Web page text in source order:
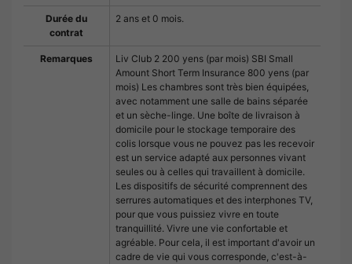
Durée du
contrat
2 ans et 0 mois.
Remarques
Liv Club 2 200 yens (par mois) SBI Small
Amount Short Term Insurance 800 yens (par
mois) Les chambres sont très bien équipées,
avec notamment une salle de bains séparée
et un sèche-linge. Une boîte de livraison à
domicile pour le stockage temporaire des
colis lorsque vous ne pouvez pas les recevoir
est un service adapté aux personnes vivant
seules ou à celles qui travaillent à domicile.
Les dispositifs de sécurité comprennent des
serrures automatiques et des interphones TV,
pour que vous puissiez vivre en toute
tranquillité. Vivre une vie confortable et
agréable. Pour cela, il est important d'avoir un
cadre de vie qui vous corresponde, c'est-à-